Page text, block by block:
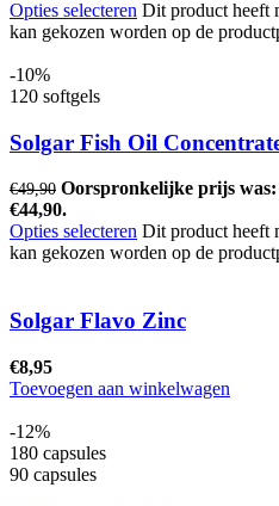
Opties selecteren Dit product heeft
kan gekozen worden op de
-10%
120 softgels
Solgar Fish Oil
€49,90 Oorspronkelijke prijs was:
€44,90.
Opties selecteren Dit product heeft
kan gekozen worden op de
Solgar Flavo Zinc
€8,95
Toevoegen aan winkelwagen
-12%
180 capsules
90 capsules